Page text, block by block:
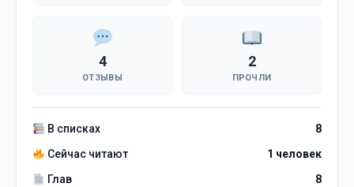
4
ОТЗЫВЫ
2
ПРОЧЛИ
В списках
8
Сейчас читают
1 человек
Глав
8